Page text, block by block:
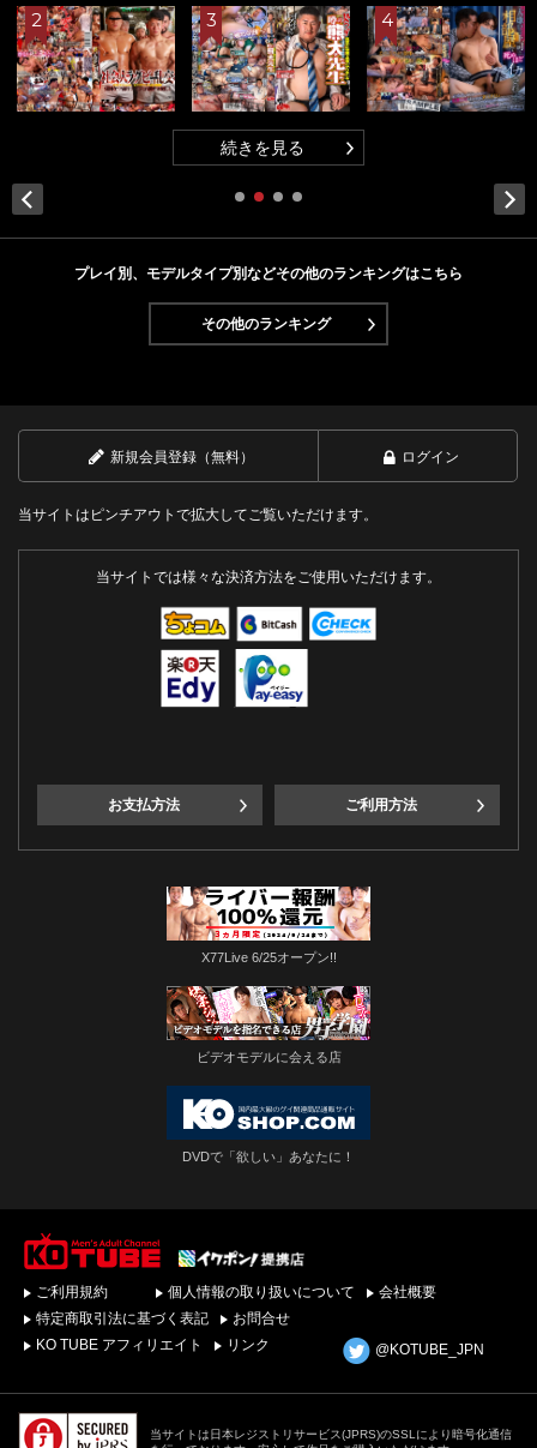
続きを
プレイ別、モデルタイプ別などその他のランキングはこちら
その他のランキング
新規会員登録（無料） ログイン
当サイトはピンチアウトで拡大してご覧いただけます。
当サイトでは様々な決済方法をご使用いただけます。
お支払方法 ご利用方法
X77Live 6/25オープン!!
ビデオモデルに会える店
DVDで「欲しい」あなたに！
単ダウンロード！ゲイ
動画配信サイトKO
TUBEトップページへ
ご利用規約 個人情報の取り扱いについて
会社概要
特定商取引法に基づく表記
お問合せ
KO TUBE アフィリエイト
リンク @KOTUBE_JPN
当サイトは日本レジストリサービス(JPRS)のSSLにより暗号化通信